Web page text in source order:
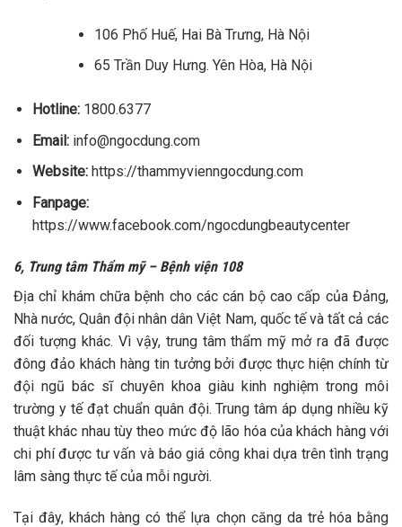
106 Phố Huế, Hai Bà Trưng, Hà Nội
65 Trần Duy Hưng. Yên Hòa, Hà Nội
Hotline:1800.6377
Email: info@ngocdung.com
Website:https://thammyvienngocdung.com
Fanpage:
https://www.facebook.com/ngocdungbeautycenter
6, Trung tâm Thẩm mỹ – Bệnh viện 108
Địa chỉ khám chữa bệnh cho các cán bộ cao cấp của Đảng,
Nhà nước, Quân đội nhân dân Việt Nam, quốc tế và tất cả các
đối tượng khác. Vì vậy, trung tâm thẩm mỹ mở ra đã được
đông đảo khách hàng tin tưởng bởi được thực hiện chính từ
đội ngũ bác sĩ chuyên khoa giàu kinh nghiệm trong môi
trường y tế đạt chuẩn quân đội.Trung tâm áp dụng nhiều kỹ
thuật khác nhau tùy theo mức độ lão hóa của khách hàng với
chi phí được tư vấn và báo giá công khai dựa trên tình trạng
lâm sàng thực tế của mỗi người.
Tại đây, khách hàng có thể lựa chọn căng da trẻ hóa bằng